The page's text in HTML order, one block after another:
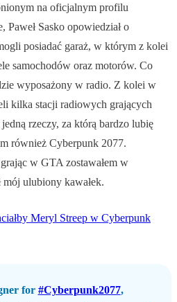
na oficjalnym profilu
Sasko opowiedział o
posiadać garaż, w którym z kolei
samochodów oraz motorów. Co
wyposażony w radio. Z kolei w
kilka stacji radiowych grających
rzeczy, za którą bardzo lubię
również Cyberpunk 2077.
w GTA zostawałem w
mój ulubiony kawałek.
Meryl Streep w Cyberpunk
for #Cyberpunk2077,